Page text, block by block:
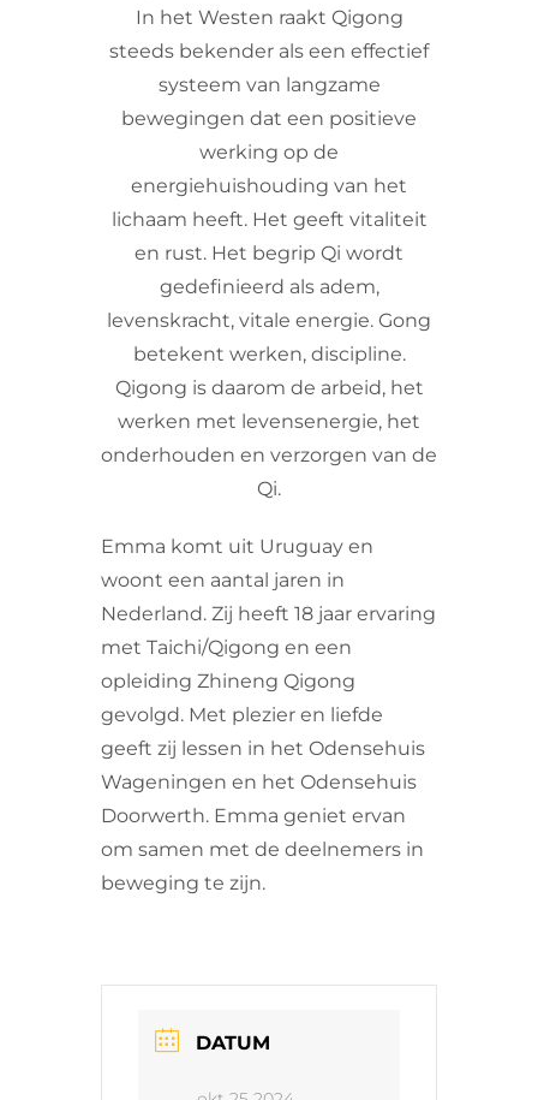
In het Westen raakt Qigong
steeds bekender als een effectief
systeem van langzame
bewegingen dat een positieve
werking op de
energiehuishouding van het
lichaam heeft. Het geeft vitaliteit
en rust. Het begrip Qi wordt
gedefinieerd als adem,
levenskracht, vitale energie. Gong
betekent werken, discipline.
Qigong is daarom de arbeid, het
werken met levensenergie, het
onderhouden en verzorgen van de
Qi.
Emma komt uit Uruguay en
woont een aantal jaren in
Nederland. Zij heeft 18 jaar ervaring
met Taichi/Qigong en een
opleiding Zhineng Qigong
gevolgd. Met plezier en liefde
geeft zij lessen in het Odensehuis
Wageningen en het Odensehuis
Doorwerth. Emma geniet ervan
om samen met de deelnemers in
beweging te zijn.
DATUM